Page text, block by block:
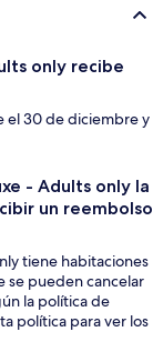
only recibe
el 30 de diciembre y
- Adults only la
un reembolso
tiene habitaciones
se pueden cancelar
la política de
política para ver los